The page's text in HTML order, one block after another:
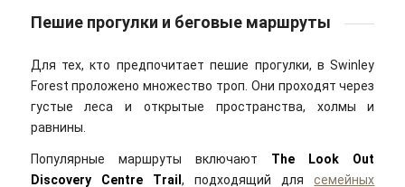
Пешие прогулки и беговые маршруты
Для тех, кто предпочитает пешие прогулки, в Swinley
Forest проложено множество троп. Они проходят через
густые леса и открытые пространства, холмы и
равнины.
Популярные маршруты включают The Look Out
Discovery Centre Trail , подходящий длясемейных